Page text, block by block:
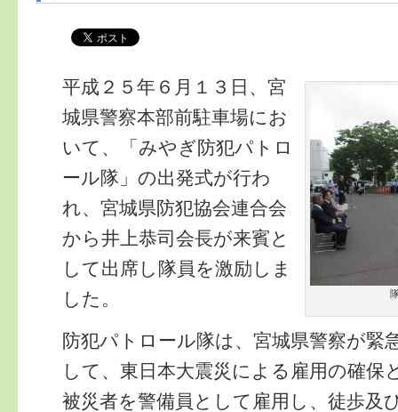
平成２５年６月１３日、宮
城県警察本部前駐車場にお
いて、「みやぎ防犯パトロ
ール隊」の出発式が行わ
れ、宮城県防犯協会連合会
から井上恭司会長が来賓と
して出席し隊員を激励しま
した。
防犯パトロール隊は、宮城県警察が緊
して、東日本大震災による雇用の確保
被災者を警備員として雇用し、徒歩及